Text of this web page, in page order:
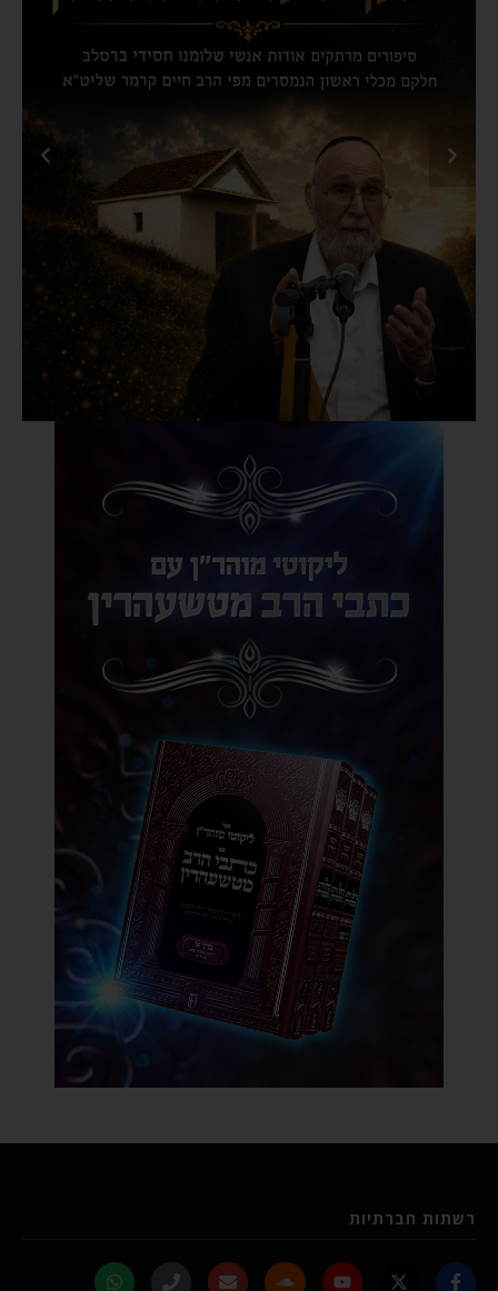
רשתות חברתיות